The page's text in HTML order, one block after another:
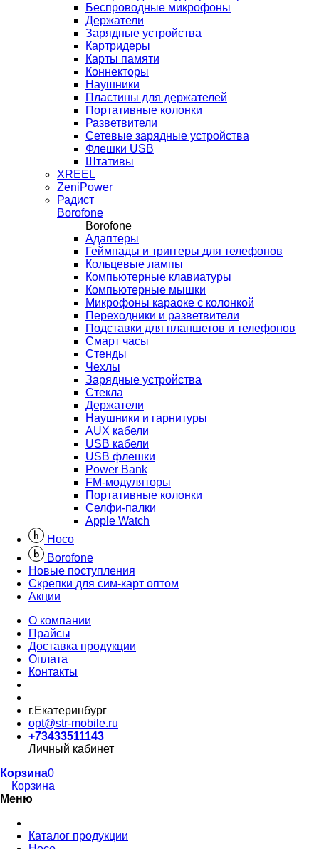
Беспроводные микрофоны
Держатели
Зарядные устройства
Картридеры
Карты памяти
Коннекторы
Наушники
Пластины для держателей
Портативные колонки
Разветвители
Сетевые зарядные устройства
Флешки USB
Штативы
XREEL
ZeniPower
Радист
Borofone
Borofone
Адаптеры
Геймпады и триггеры для телефонов
Кольцевые лампы
Компьютерные клавиатуры
Компьютерные мышки
Микрофоны караоке с колонкой
Переходники и разветвители
Подставки для планшетов и телефонов
Смарт часы
Стенды
Чехлы
Зарядные устройства
Стекла
Держатели
Наушники и гарнитуры
AUX кабели
USB кабели
USB флешки
Power Bank
FM-модуляторы
Портативные колонки
Селфи-палки
Apple Watch
Hoco
Borofone
Новые поступления
Скрепки для сим-карт оптом
Акции
О компании
Прайсы
Доставка продукции
Оплата
Контакты
г.Екатеринбург
opt@str-mobile.ru
+73433511143
Личный кабинет
Корзина0
Корзина
Меню
Каталог продукции